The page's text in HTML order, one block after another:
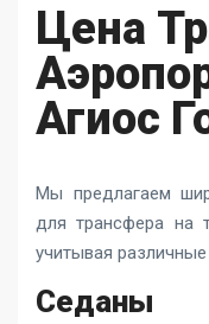
Цена
Агиос
Мы предлагаем
длятрансфера на
учитывая
Седаны